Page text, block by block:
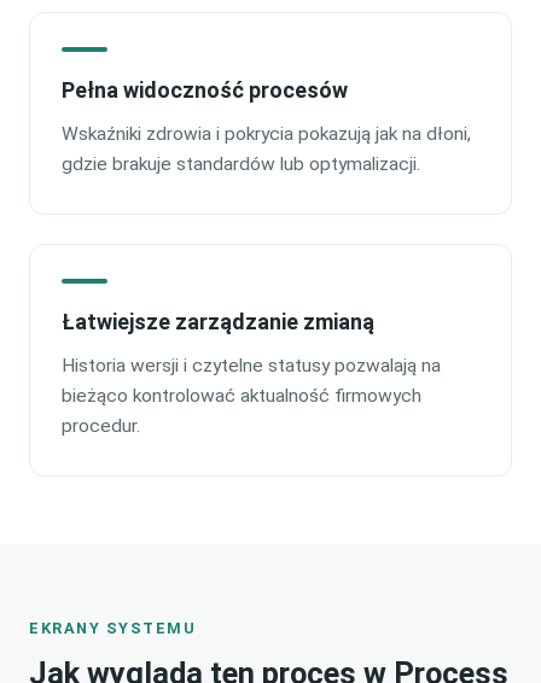
Pełna widoczność procesów
Wskaźniki zdrowia i pokrycia pokazują jak na dłoni,
gdzie brakuje standardów lub optymalizacji.
Łatwiejsze zarządzanie zmianą
Historia wersji i czytelne statusy pozwalają na
bieżąco kontrolować aktualność firmowych
procedur.
EKRANY SYSTEMU
Jak wygląda ten proces w Process